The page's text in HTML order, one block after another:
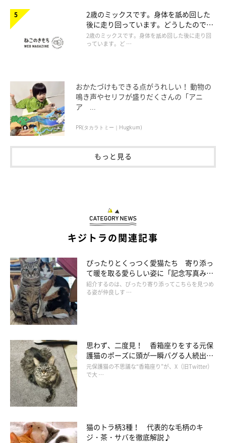
2歳のミックスです。身体を舐め回した
後に走り回っています。どうしたのでし
ょうか。
2歳のミックスです。身体を舐め回した後に走り回
っています。ど …
おかたづけもできる点がうれしい！ 動物の
鳴き声やセリフが盛りだくさんの「アニ
ア ...
PR(タカラトミー｜Hugkum)
もっと見る
キジトラの関連記事
ぴったりとくっつく愛猫たち 寄り添っ
て暖を取る愛らしい姿に「記念写真みた
い」「ポスターとかでありそう！」の声
紹介するのは、ぴったり寄り添ってこちらを見つめ
る姿が仲良しす …
思わず、二度見！ 香箱座りをする元保
護猫のポーズに頭が一瞬バグる人続出
「手、どうなってる？」
元保護猫の不思議な“香箱座り”が、X（旧Twitter）
で大 …
猫のトラ柄3種！ 代表的な毛柄のキ
ジ・茶・サバを徹底解説♪